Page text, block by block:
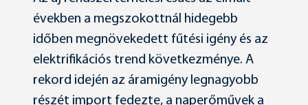
években a megszokottnál hidegebb
időben megnövekedett fűtési igény és az
elektrifikációs trend következménye. A
rekord idején az áramigény legnagyobb
részét import fedezte, a naperőművek a